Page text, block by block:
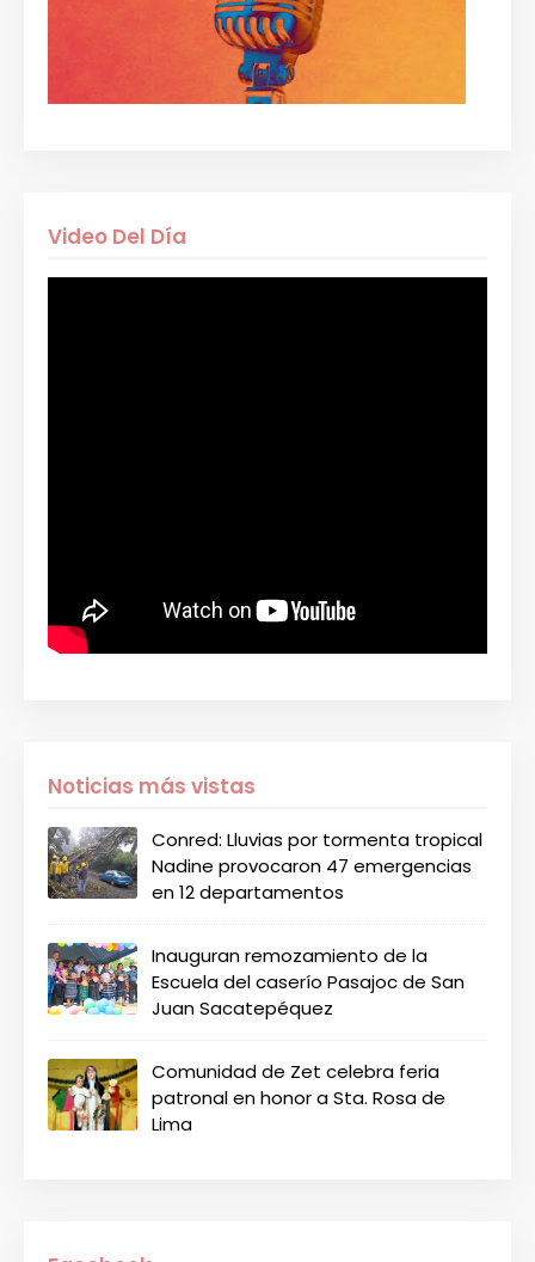
Video Del Día
Noticias más vistas
Conred: Lluvias por tormenta tropical
Nadine provocaron 47 emergencias
en 12 departamentos
Inauguran remozamiento de la
Escuela del caserío Pasajoc de San
Juan Sacatepéquez
Comunidad de Zet celebra feria
patronal en honor a Sta. Rosa de
Lima